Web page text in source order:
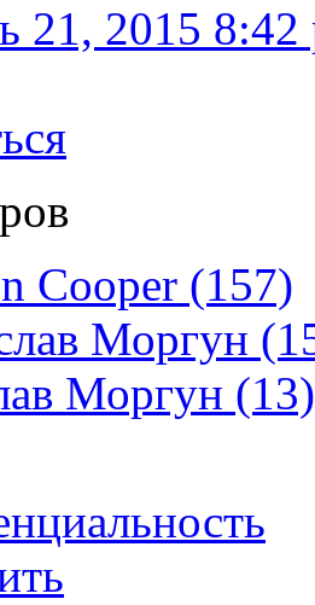
21, 2015 8:42
Cooper (157)
Моргун
Моргун (13)